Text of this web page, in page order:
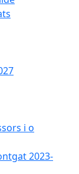
i o
2023-